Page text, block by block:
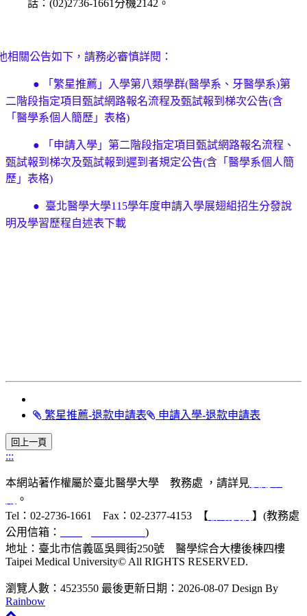
話：(02)2736-1661分機2142。
告如下，請務必審慎詳閱：
●
「繁星推薦」入學第八類學群(醫學系、牙醫學系)第
二階段指定項目甄試網路報名流程及甄試報到梯次公告(含
「醫學系個人簡歷」表格)
●
「申請入學」第二階段指定項目甄試網路報名流程、
甄試報到梯次及甄試報到遲到者規定公告(含「醫學系個人簡
歷」表格)
● 臺北醫學大學115學年度申請入學展翅組招生分發說
明及學習歷程自述表下載
繁星推薦-退款申請表 申請入學-退款申請表
:::
本網站著作權屬於臺北醫學大學 教務處 ，請詳見
。
Tel：02-2736-1661 Fax：02-2377-4153 【
】(教務處
公用信箱：
)
地址：臺北市信義區吳興街250號 醫學綜合大樓後棟四樓
Taipei Medical University© All RIGHTS RESERVED.
瀏覽人數：4523550 最後更新日期：2026-08-07 Design By
Rainbow